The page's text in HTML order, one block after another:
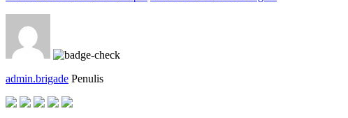
admin.brigade Penulis